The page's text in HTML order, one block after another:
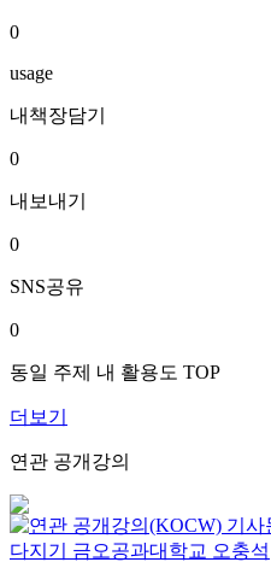
0
usage
내책장담기
0
내보내기
0
SNS공유
0
동일 주제 내 활용도 TOP
더보기
연관 공개강의
기사
다지기
금오공과대학교 오충석